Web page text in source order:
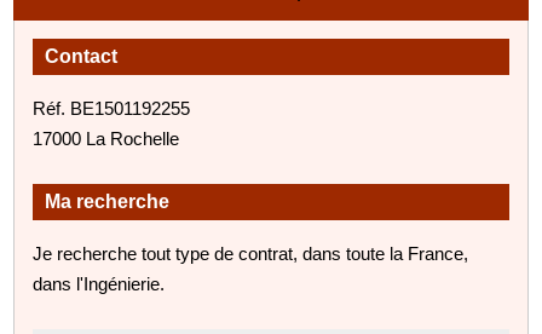
Contact
Réf. BE1501192255
17000 La Rochelle
Ma recherche
Je recherche tout type de contrat, dans toute la France,
dans l'Ingénierie.